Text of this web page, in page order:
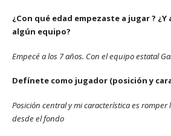
¿Con qué edad empezaste a jugar ?
algún equipo?
Empecé a los 7 años. Con el equipo estatal
Defínete como jugador (posición y
Posición central y mi característica es
desde el fondo